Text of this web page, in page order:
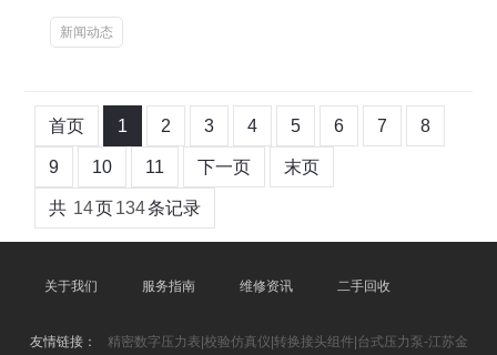
新闻动态
首页 1 2 3 4 5 6 7 8
9 10 11 下一页 末页
共 14页134条记录
关于我们 服务指南 维修资讯 二手回收
友情链接：
精密数字压力表|校验仿真仪|转换接头组件|台式压力泵-江苏金